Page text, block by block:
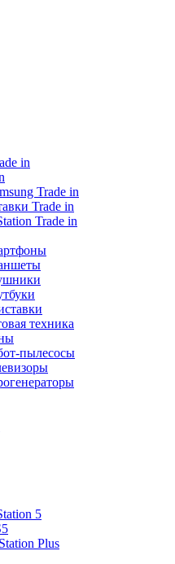
in
Trade in
Trade in
Trade in
техника
пылесосы
5
Plus